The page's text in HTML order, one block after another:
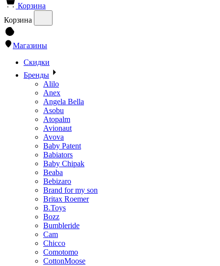
Корзина
Корзина
Магазины
Скидки
Бренды
Alilo
Anex
Angela Bella
Asobu
Atopalm
Avionaut
Avova
Baby Patent
Babiators
Baby Chipak
Beaba
Bebizaro
Brand for my son
Britax Roemer
B.Toys
Bozz
Bumbleride
Cam
Chicco
Comotomo
CottonMoose